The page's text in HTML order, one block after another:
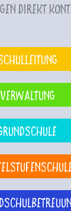
direkt
Verwaltung